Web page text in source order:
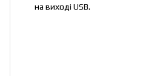
на виході USB.